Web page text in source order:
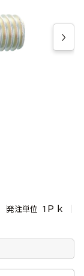
発注単位 1Ｐｋ